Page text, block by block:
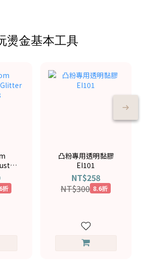
燙金基本工具
折
凸粉專用透明黏膠
EI101
NT$258
NT$300 8.6折